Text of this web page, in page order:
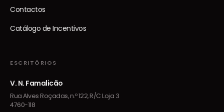
Contactos
Catálogo de Incentivos
ESCRITÓRIOS
V. N. Famalicão
Rua Alves Roçadas, n.º 122, R/C Loja 3
4760-118